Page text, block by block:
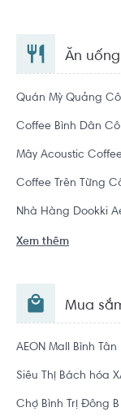
Ăn uống
Quán Mỳ Quảng
Coffee Bình Dân
Mây Acoustic
Coffee Trên Từng
Nhà Hàng Dookki
Xem thêm
Mua
AEON Mall Bình Tân
Siêu Thị Bách hóa
Chợ Bình Trị Đông B